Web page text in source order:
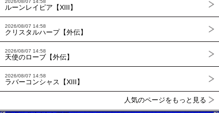
2026/08/07 14:58
ルーンレイピア【XIII】
2026/08/07 14:58
クリスタルハープ【外伝】
2026/08/07 14:58
天使のローブ【外伝】
2026/08/07 14:58
ラバーコンシャス【XIII】
人気のページをもっと見る